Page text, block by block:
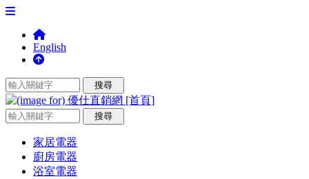
English
家居電器
廚房電器
浴室電器